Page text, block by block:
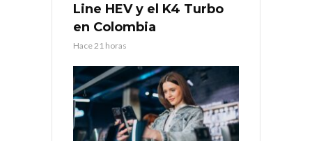
Line HEV y el K4 Turbo
en Colombia
Hace 21 horas